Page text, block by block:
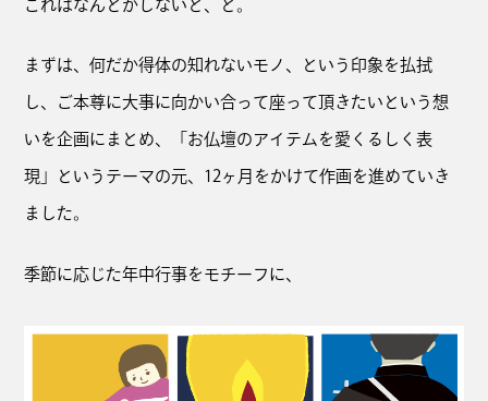
これはなんとかしないと、と。
まずは、何だか得体の知れないモノ、という印象を払拭
し、ご本尊に大事に向かい合って座って頂きたいという想
いを企画にまとめ、「お仏壇のアイテムを愛くるしく表
現」というテーマの元、12ヶ月をかけて作画を進めていき
ました。
季節に応じた年中行事をモチーフに、